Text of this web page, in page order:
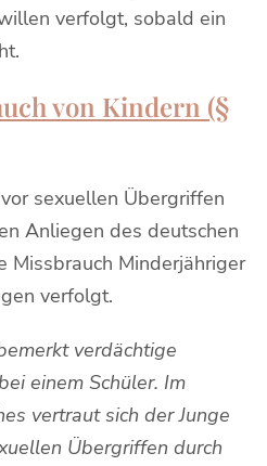
verfolgt, sobald ein
von Kindern (§
sexuellen Übergriffen
Anliegen des deutschen
Missbrauch Minderjähriger
verfolgt.
verdächtige
einem Schüler. Im
vertraut sich der Junge
Übergriffen durch